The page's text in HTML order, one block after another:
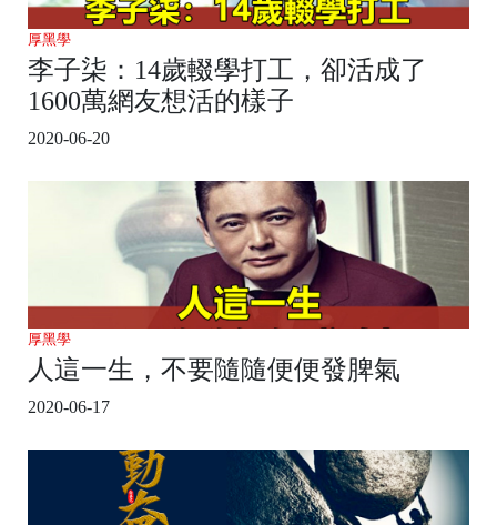
厚黑學
李子柒：14歲輟學打工，卻活成了
1600萬網友想活的樣子
2020-06-20
厚黑學
人這一生，不要隨隨便便發脾氣
2020-06-17